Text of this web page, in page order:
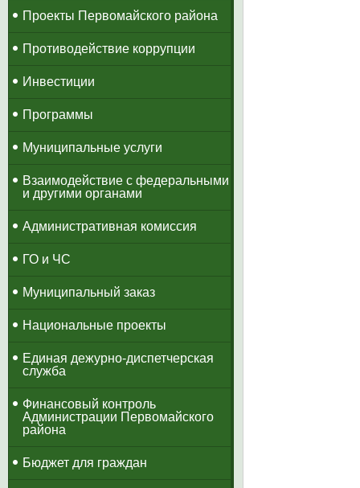
Проекты Первомайского района
Противодействие коррупции
Инвестиции
Программы
Муниципальные услуги
Взаимодействие с федеральными
и другими органами
Административная комиссия
ГО и ЧС
Муниципальный заказ
Национальные проекты
​Единая дежурно-диспетчерская
служба
​Финансовый контроль
Администрации Первомайского
района
Бюджет для граждан